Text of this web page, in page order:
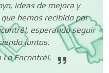
ideas de mejora y
hemos recibido por
esperando seguir
juntos.
Lo Encontré!.